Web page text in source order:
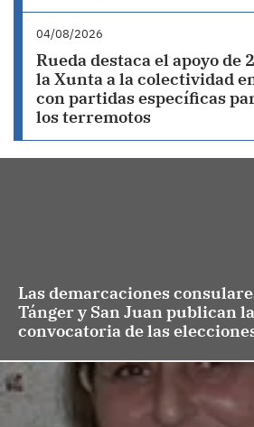
04/08/2026
Rueda destaca el apoyo de
la Xunta a la colectividad
con partidas específicas
los terremotos
Las demarcaciones
Tánger y San Juan publican
convocatoria de las